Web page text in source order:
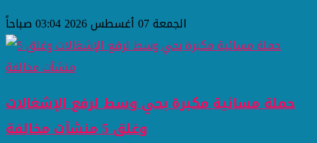
الجمعة 07 أغسطس 2026 03:04 صباحاً
حملة مسائية مكبرة بحي وسط لرفع الإشغالات
وغلق 5 منشآت مخالفة